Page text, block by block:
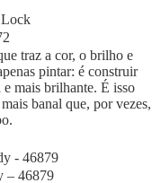
traz a cor, o brilho e
pintar: é construir
mais brilhante. É isso
banal que, por vezes,
– 46879